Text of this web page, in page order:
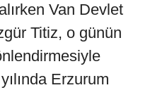
Van Devlet
Titiz, o günün
Erzurum